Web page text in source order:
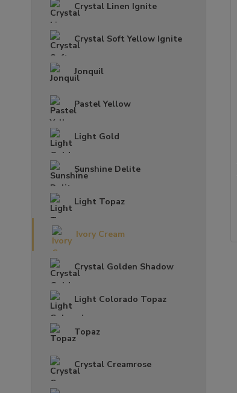
Crystal Linen Ignite
Crystal Soft Yellow Ignite
Jonquil
Pastel Yellow
Light Gold
Sunshine Delite
Light Topaz
Ivory Cream
Crystal Golden Shadow
Light Colorado Topaz
Topaz
Crystal Creamrose